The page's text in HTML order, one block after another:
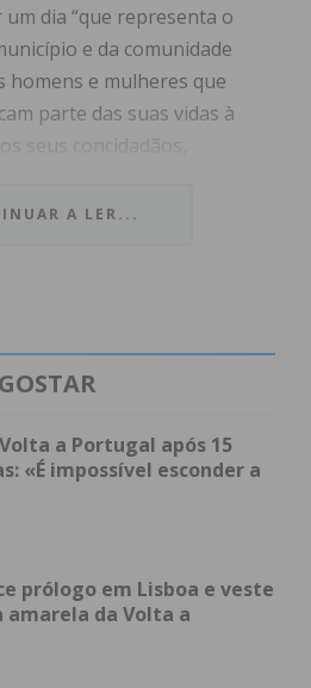
dia “que representa o
e da comunidade
homens e mulheres que
parte das suas vidas à
seus concidadãos,
do concelho (Entre-os-
entre as três Corporações,
por e-mail e
regular a informação
A LER...
a Portugal após 15
«É impossível esconder a
prólogo em Lisboa e veste
da Volta a